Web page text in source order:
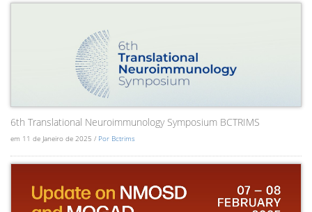
6th Translational Neuroimmunology Symposium BCTRIMS
em 11 de Janeiro de 2025 / Por Bctrims